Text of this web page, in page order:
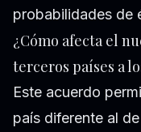
probabilidades de
¿Cómo afecta el
terceros países a
Este acuerdo
país diferente al